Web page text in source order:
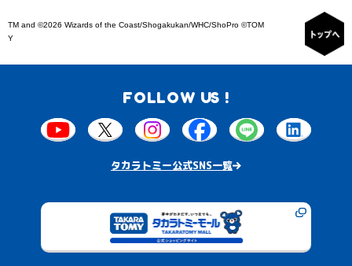
TM and ©2026 Wizards of the Coast/Shogakukan/WHC/ShoPro ©TOM
Y
FOLLOW US !
タカラトミー公式SNS一覧